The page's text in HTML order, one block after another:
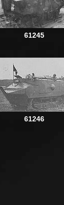
61245
61246